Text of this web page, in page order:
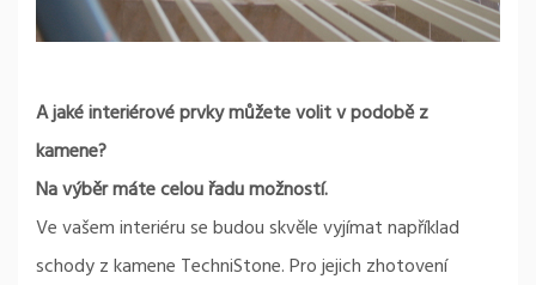
A jaké interiérové prvky můžete volit v podobě z
kamene?
Na výběr máte celou řadu možností.
Ve vašem interiéru se budou skvěle vyjímat například
schody z kamene TechniStone. Pro jejich zhotovení